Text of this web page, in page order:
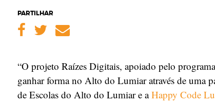
PARTILHAR
Facebook
Twitter
Email
“O projeto Raízes Digitais, apoiado pelo
ganhar forma no Alto do Lumiar através de uma
de Escolas do Alto do Lumiar e aHappy Code